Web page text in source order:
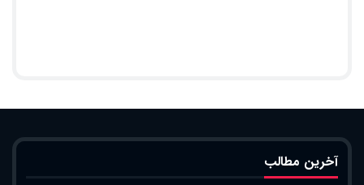
آخرین مطالب